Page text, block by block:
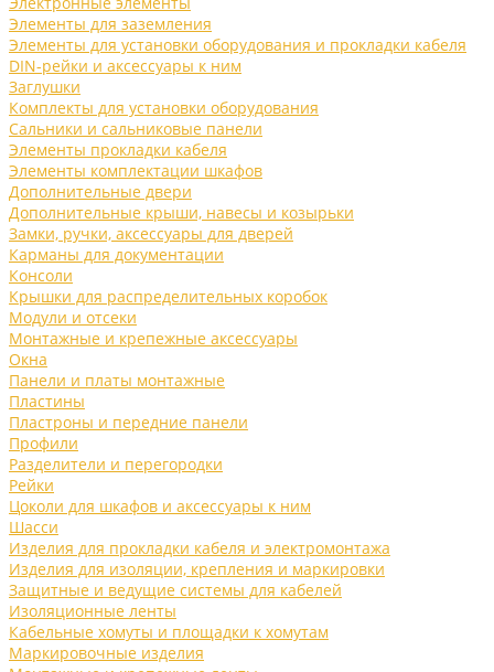
Элементы для заземления
Элементы для установки оборудования и прокладки кабеля
DIN-рейки и аксессуары к ним
Заглушки
Комплекты для установки оборудования
Сальники и сальниковые панели
Элементы прокладки кабеля
Элементы комплектации шкафов
Дополнительные двери
Дополнительные крыши, навесы и козырьки
Замки, ручки, аксессуары для дверей
Карманы для документации
Консоли
Крышки для распределительных коробок
Модули и отсеки
Монтажные и крепежные аксессуары
Окна
Панели и платы монтажные
Пластины
Пластроны и передние панели
Профили
Разделители и перегородки
Рейки
Цоколи для шкафов и аксессуары к ним
Шасси
Изделия для прокладки кабеля и электромонтажа
Изделия для изоляции, крепления и маркировки
Защитные и ведущие системы для кабелей
Изоляционные ленты
Кабельные хомуты и площадки к хомутам
Маркировочные изделия